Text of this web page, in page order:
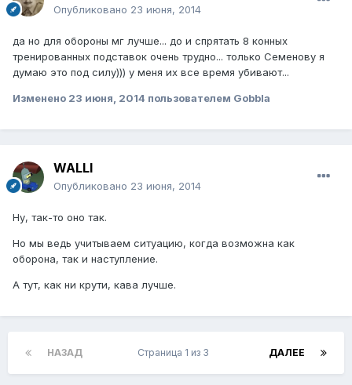
Опубликовано 23 июня, 2014
да но для обороны мг лучше... до и спрятать 8 конных
тренированных подставок очень трудно... только Семенову я
думаю это под силу))) у меня их все время убивают...
Изменено 23 июня, 2014 пользователем Gobbla
WALLI
Опубликовано 23 июня, 2014
Ну, так-то оно так.
Но мы ведь учитываем ситуацию, когда возможна как
оборона, так и наступление.
А тут, как ни крути, кава лучше.
НАЗАД ДАЛЕЕ
Страница 1 из 3